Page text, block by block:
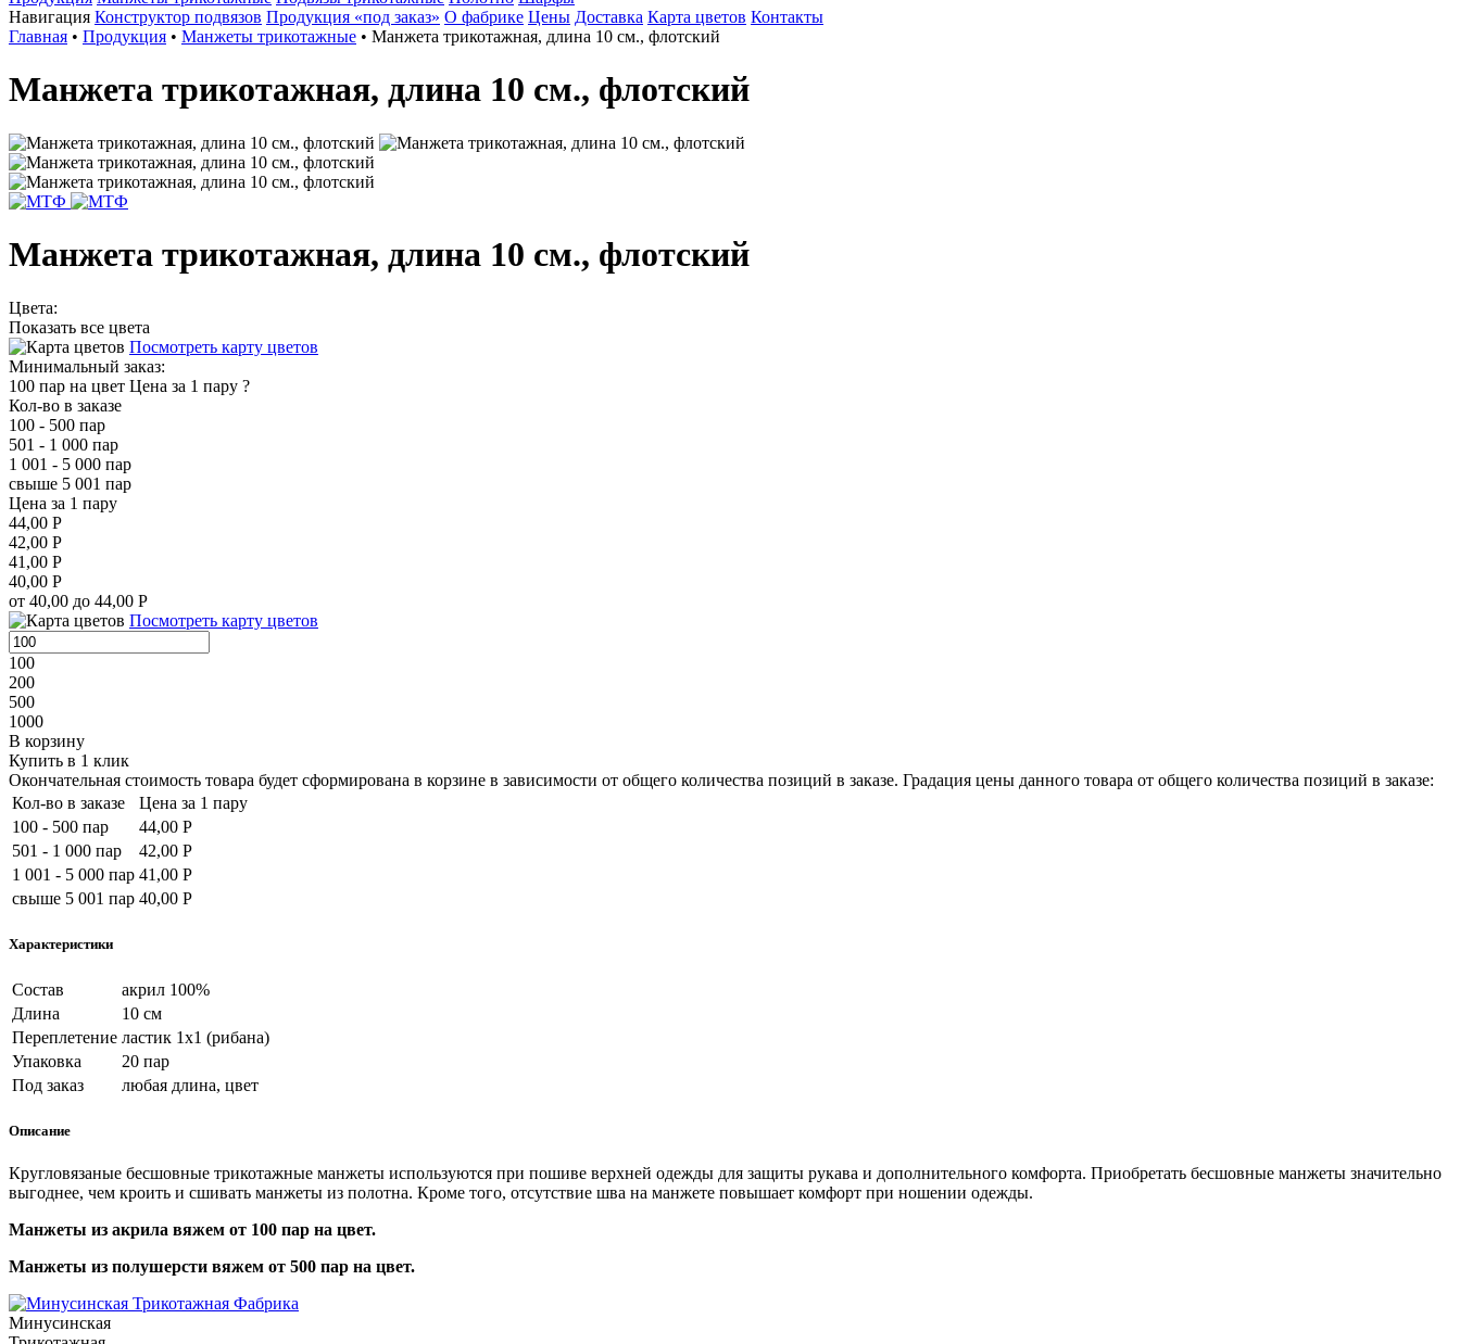
Навигация Конструктор подвязов Продукция «под заказ» О фабрике Цены Доставка Карта цветов Контакты
Главная • Продукция • Манжеты трикотажные • Манжета трикотажная, длина 10 см., флотский
Манжета трикотажная, длина 10 см., флотский
Манжета трикотажная, длина 10 см., флотский
Цвета:
Показать все цвета
Посмотреть карту цветов
Минимальный заказ:
100 пар на цвет Цена за 1 пару ?
Кол-во в заказе
100 - 500 пар
501 - 1 000 пар
1 001 - 5 000 пар
свыше 5 001 пар
Цена за 1 пару
44,00 Р
42,00 Р
41,00 Р
40,00 Р
от 40,00 до 44,00 Р
Посмотреть карту цветов
100
200
500
1000
В корзину
Купить в 1 клик
Окончательная стоимость товара будет сформирована в корзине в зависимости от общего количества позиций в заказе. Градация цены данного товара от общего количества позиций в заказе:
Кол-во в заказе
Цена за 1 пару
100 - 500 пар
44,00 Р
501 - 1 000 пар
42,00 Р
1 001 - 5 000 пар 41,00 Р
свыше 5 001 пар 40,00 Р
Характеристики
Состав
акрил 100%
Длина
10 см
Переплетение ластик 1х1 (рибана)
Упаковка
20 пар
Под заказ
любая длина, цвет
Описание
Кругловязаные бесшовные трикотажные манжеты используются при пошиве верхней одежды для защиты рукава и дополнительного комфорта. Приобретать бесшовные манжеты значительно
выгоднее, чем кроить и сшивать манжеты из полотна. Кроме того, отсутствие шва на манжете повышает комфорт при ношении одежды.
Манжеты из акрила вяжем от 100 пар на цвет.
Манжеты из полушерсти вяжем от 500 пар на цвет.
Минусинская